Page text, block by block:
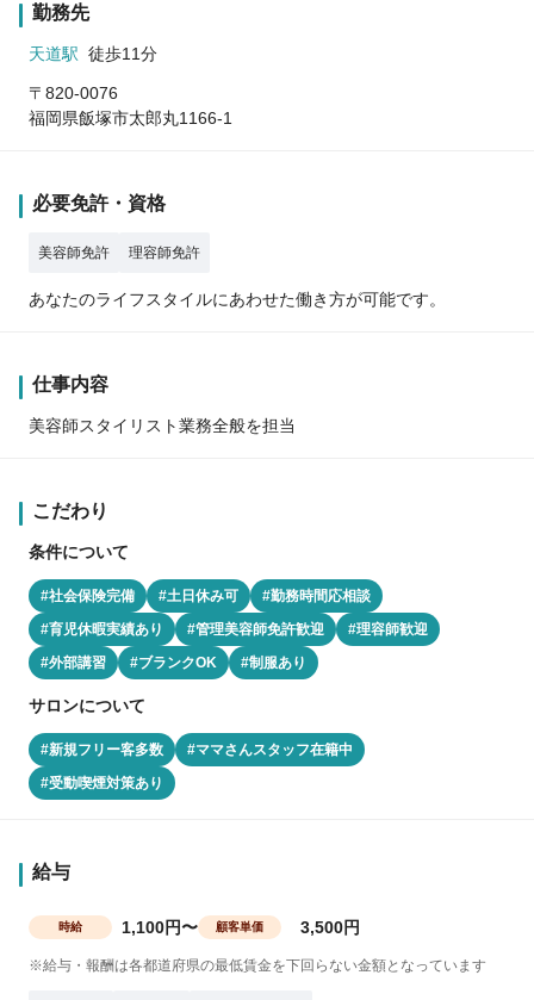
勤務先
天道駅 徒歩11分
〒820-0076
福岡県飯塚市太郎丸1166-1
必要免許・資格
美容師免許 理容師免許
あなたのライフスタイルにあわせた働き方が可能です。
仕事内容
美容師スタイリスト業務全般を担当
こだわり
条件について
#社会保険完備 #土日休み可
#勤務時間応相談
#育児休暇実績あり
#管理美容師免許歓迎
#理容師歓迎
#外部講習
#ブランクOK #制服あり
サロンについて
#新規フリー客多数
#ママさんスタッフ在籍中
#受動喫煙対策あり
給与
時給 1,100円〜 顧客単価 3,500円
※給与・報酬は各都道府県の最低賃金を下回らない金額となっています